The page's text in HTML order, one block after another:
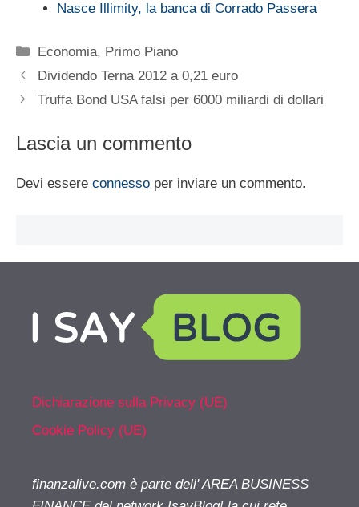
Nasce Illimity, la banca di Corrado Passera
Categorie
Economia, Primo Piano
Dividendo Terna 2012 a 0,21 euro
Truffa Bond USA falsi per 6000 miliardi di dollari
Lascia un commento
Devi essere connesso per inviare un commento.
Dichiarazione sulla Privacy (UE)
Cookie Policy (UE)
finanzalive.com è parte dell' AREA BUSINESS